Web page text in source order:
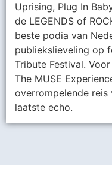
Uprising, Plug In
de LEGENDS of
beste podia van
publiekslieveling op
Tribute Festival.
The MUSE
overrompelende
laatste echo.